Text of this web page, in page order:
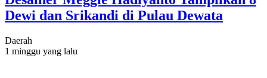
Dewi dan Srikandi di Pulau Dewata
Daerah
1 minggu yang lalu